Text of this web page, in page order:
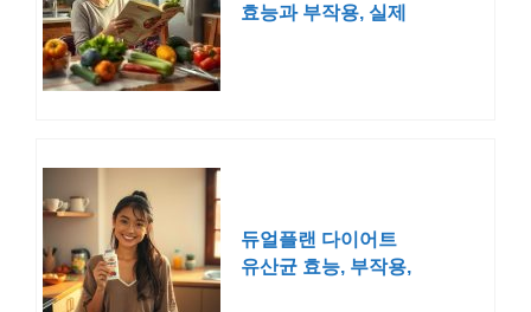
효능과 부작용, 실제
듀얼플랜 다이어트
유산균 효능, 부작용,